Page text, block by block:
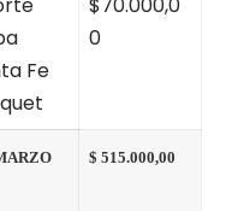
Fe
0
$ 515.000,00